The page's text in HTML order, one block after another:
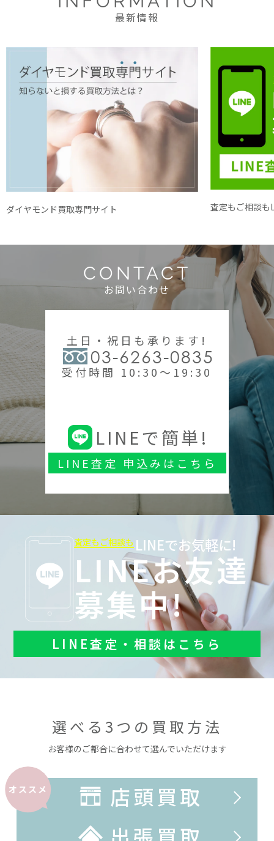
最新情報
ダイヤモンド買取専門サイト 査定もご相談も
CONTACT
お問い合わせ
土日・祝日も承ります!
03-6263-0835
受付時間 10:30～19:30
LINEで簡単!
LINE査定 申込みはこちら
査定もご相談も LINEでお気軽に!
LINEお友達
募集中!
LINE査定・相談はこちら
選べる3つの買取方法
お客様のご都合に合わせて選んでいただけます
オススメ
店頭買取